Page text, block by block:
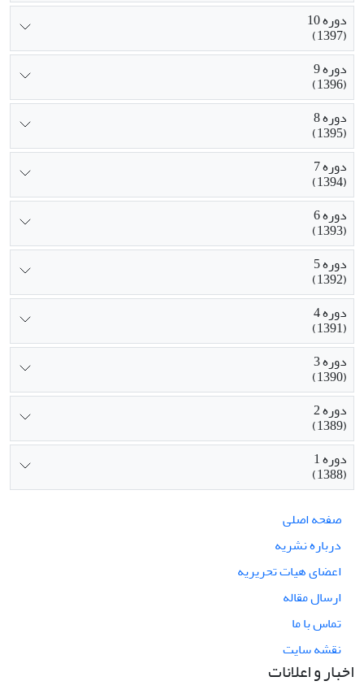
دوره 10
(1397)
دوره 9
(1396)
دوره 8
(1395)
دوره 7
(1394)
دوره 6
(1393)
دوره 5
(1392)
دوره 4
(1391)
دوره 3
(1390)
دوره 2
(1389)
دوره 1
(1388)
صفحه اصلی
درباره نشریه
اعضای هیات تحریریه
ارسال مقاله
تماس با ما
نقشه سایت
اخبار و اعلانات